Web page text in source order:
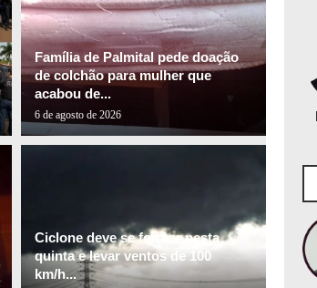
Família de Palmital pede doação
de colchão para mulher que
acabou de...
6 de agosto de 2026
Ciclone deve se formar nesta
quinta e levar ventos de 100
km/h...